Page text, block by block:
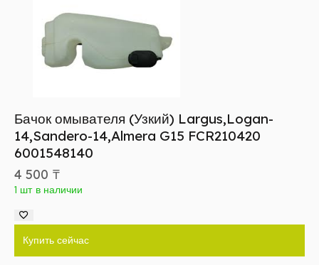
Бачок омывателя (Узкий) Largus,Logan-
14,Sandero-14,Almera G15 FCR210420
6001548140
4 500 ₸
1 шт в наличии
Купить сейчас